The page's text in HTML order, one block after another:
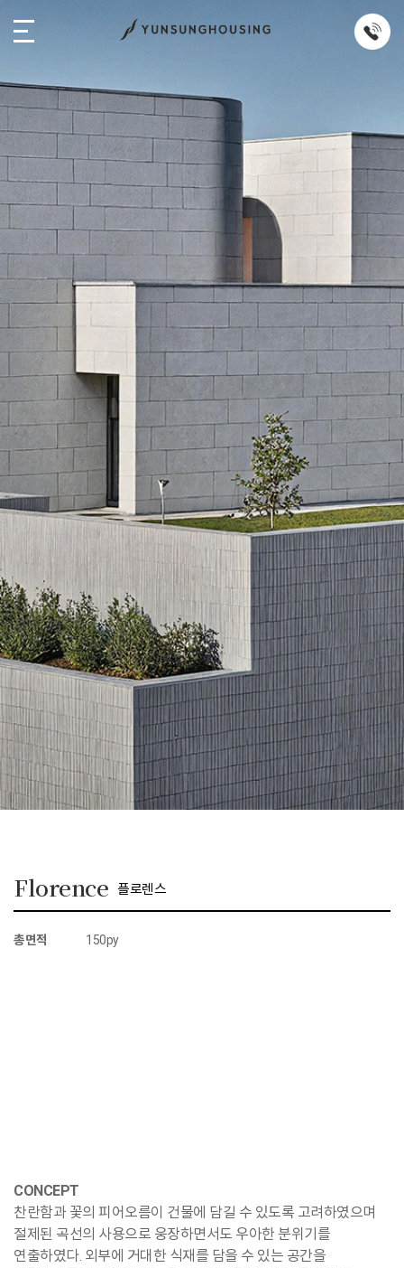
Florence 플로렌스
총면적 150py
CONCEPT
찬란함과 꽃의 피어오름이 건물에 담길 수 있도록 고려하였으며
절제된 곡선의 사용으로 웅장하면서도 우아한 분위기를
연출하였다. 외부에 거대한 식재를 담을 수 있는 공간을